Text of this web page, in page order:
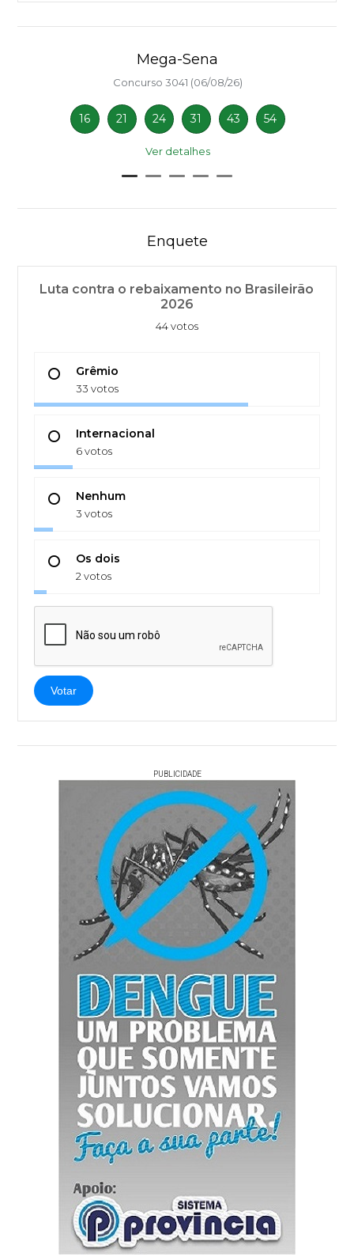
Mega-Sena
Concurso 3041 (06/08/26)
16 21 24 31 43 54
Ver detalhes
Enquete
Luta contra o rebaixamento no Brasileirão
2026
44 votos
Grêmio
33 votos
Internacional
6 votos
Nenhum
3 votos
Os dois
2 votos
Votar
PUBLICIDADE